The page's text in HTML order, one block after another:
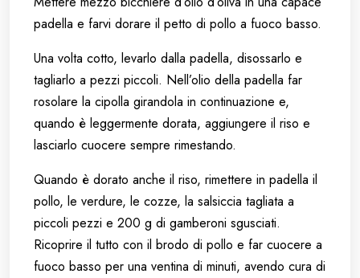
padella e farvi dorare il petto di pollo a fuoco basso.
Una volta cotto, levarlo dalla padella, disossarlo e
tagliarlo a pezzi piccoli. Nell’olio della padella far
rosolare la cipolla girandola in continuazione e,
quando è leggermente dorata, aggiungere il riso e
lasciarlo cuocere sempre rimestando.
Quando è dorato anche il riso, rimettere in padella il
pollo, le verdure, le cozze, la salsiccia tagliata a
piccoli pezzi e 200 g di gamberoni sgusciati.
Ricoprire il tutto con il brodo di pollo e far cuocere a
fuoco basso per una ventina di minuti, avendo cura di